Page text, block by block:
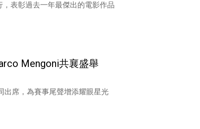
，表彰過去一年最傑出的電影作品
Mengoni共襄盛舉
出席，為賽事尾聲增添耀眼星光